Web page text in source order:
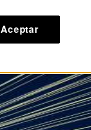
Aceptar